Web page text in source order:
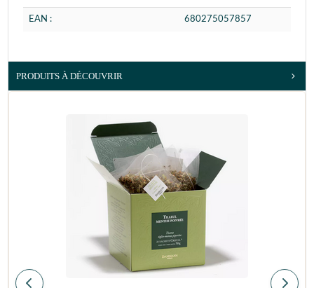
EAN : 680275057857
PRODUITS À DÉCOUVRIR